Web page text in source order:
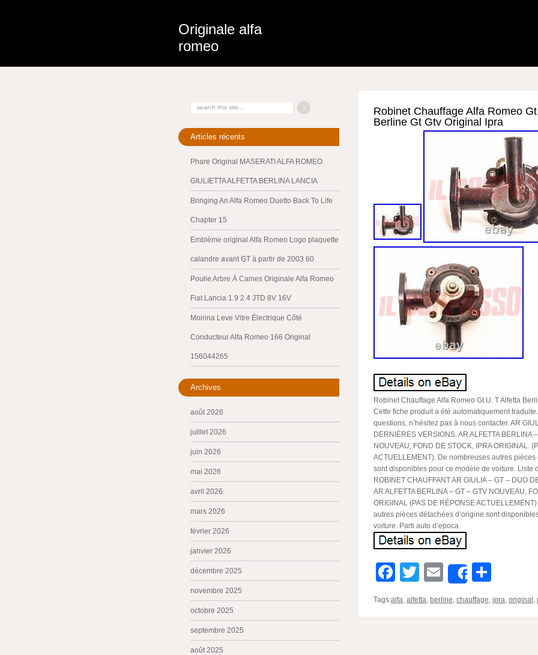
Originale alfa
romeo
Robinet Chauffage Alfa Romeo
Berline Gt Gtv Original Ipra
Robinet Chauffage Alfa Romeo Gt U. T Alfetta
Cette fiche produit a été automatiquement
questions, n’hésitez pas à nous contacter. AR
DERNIÈRES VERSIONS. AR ALFETTA BERLINA
NOUVEAU, FOND DE STOCK, IPRA ORIGINAL.
ACTUELLEMENT). De nombreuses autres pièces
sont disponibles pour ce modèle de voiture. Liste
ROBINET CHAUFFANT AR GIULIA – GT – DUO
AR ALFETTA BERLINA – GT – GTV NOUVEAU,
ORIGINAL (PAS DE RÉPONSE
autres pièces détachées d’origine sont
voiture. Parti auto d’epoca.
Facebook
TwitterEmailShare
Tags:alfa, alfetta, berline, chauffage, ipra, original ,
Articles récents
Phare Original MASERATI ALFA ROMEO
GIULIETTA ALFETTA BERLINA LANCIA
Bringing An Alfa Romeo Duetto Back To Life
Chapter 15
Emblème original Alfa Romeo Logo plaquette
calandre avant GT à partir de 2003 60
Poulie Arbre À Cames Originale Alfa Romeo
Fiat Lancia 1.9 2.4 JTD 8V 16V
Moirina Leve Vitre Électrique Côté
Conducteur Alfa Romeo 166 Original
156044265
Archives
août 2026
juillet 2026
juin 2026
mai 2026
avril 2026
mars 2026
février 2026
janvier 2026
décembre 2025
novembre 2025
octobre 2025
septembre 2025
août 2025